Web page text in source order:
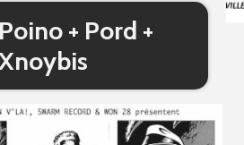
+ Pord +